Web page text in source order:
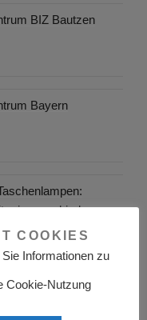
BIZ Bautzen
Bayern
in verschiedenen
COOKIES
Sie Informationen zu
Cookie-Nutzung